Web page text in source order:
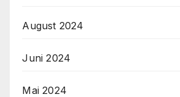
August 2024
Juni 2024
Mai 2024